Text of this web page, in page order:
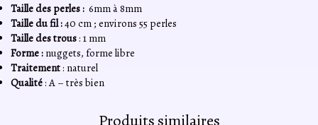
Taille des perles : 6mm à 8mm
Taille du fil :40 cm ; environs 55 perles
Taille des trous: 1 mm
Forme : nuggets, forme libre
Traitement: naturel
Qualité: A – très bien
Produits similaires